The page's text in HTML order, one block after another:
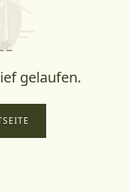
gelaufen.